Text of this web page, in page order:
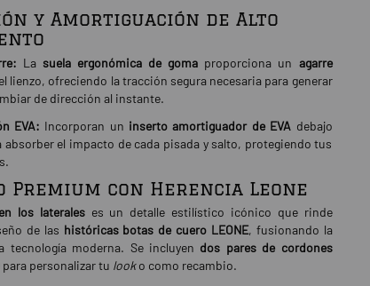
y Amortiguación de Alto
La suela ergonómica de goma proporciona un agarre
lienzo, ofreciendo la tracción segura necesaria para generar
de dirección al instante.
EVA: Incorporan un inserto amortiguador de EVA debajo
absorber el impacto de cada pisada y salto, protegiendo tus
Premium con Herencia Leone
los lateraleses un detalle estilístico icónico que rinde
de las históricas botas de cuero LEONE, fusionando la
tecnología moderna. Se incluyen dos pares de cordones
personalizar tu looko como recambio.